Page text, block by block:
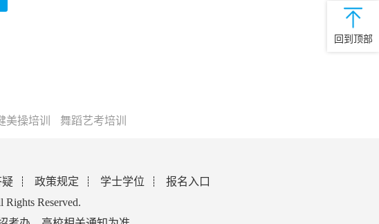
美操培训 舞蹈艺考培训
疑 政策规定 学士学位
报名入口
Reserved.
回到顶部